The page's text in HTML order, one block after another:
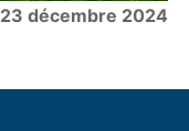
23 décembre 2024